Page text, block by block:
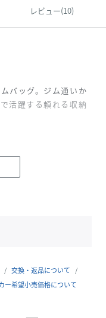
レビュー(10)
バッグ。ジム通いか
活躍する頼れる収納
様。手持ちでも肩掛
可能です。細かく仕
交換・返品について
ー希望小売価格について